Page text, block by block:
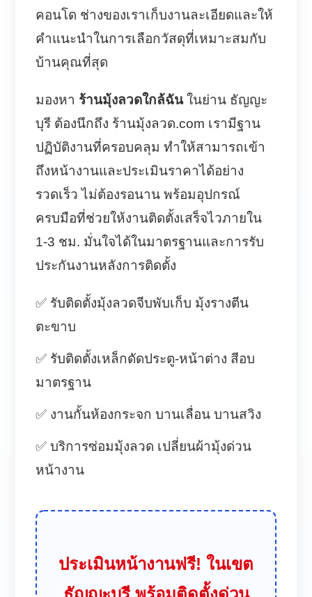
คอนโด ช่างของเราเก็บงานละเอียดและให้
คำแนะนำในการเลือกวัสดุที่เหมาะสมกับ
บ้านคุณที่สุด
มองหา ร้านมุ้งลวดใกล้ฉันในย่าน ธัญญะ
บุรี ต้องนึกถึง ร้านมุ้งลวด.com เรามีฐาน
ปฏิบัติงานที่ครอบคลุม ทำให้สามารถเข้า
ถึงหน้างานและประเมินราคาได้อย่าง
รวดเร็ว ไม่ต้องรอนาน พร้อมอุปกรณ์
ครบมือที่ช่วยให้งานติดตั้งเสร็จไวภายใน
1-3 ชม. มั่นใจได้ในมาตรฐานและการรับ
ประกันงานหลังการติดตั้ง
✅ รับติดตั้งมุ้งลวดจีบพับเก็บ มุ้งรางตีน
ตะขาบ
✅ รับติดตั้งเหล็กดัดประตู-หน้าต่าง สีอบ
มาตรฐาน
✅ งานกั้นห้องกระจก บานเลื่อน บานสวิง
✅ บริการซ่อมมุ้งลวด เปลี่ยนผ้ามุ้งด่วน
หน้างาน
ประเมินหน้างานฟรี! ในเขต